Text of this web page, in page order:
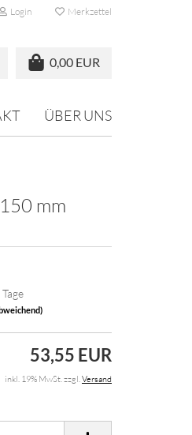
Login Merkzettel
0,00 EUR
ÜBER UNS
mm
53,55 EUR
inkl. 19% MwSt. zzgl.Versand